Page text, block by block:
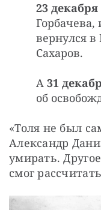
23 декабря
Горбачева,
вернулся
Сахаров.
А 31
об
«Толя не был
Александр
умирать.
смог